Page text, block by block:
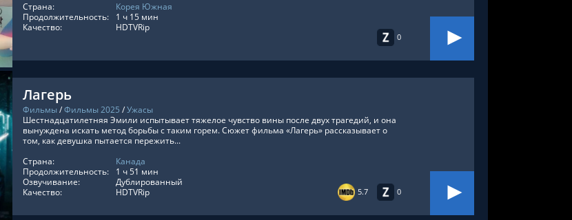
0
Страна:
Корея Южная
Продолжительность:
1 ч 15 мин
Качество:
HDTVRip
Лагерь
Фильмы/Фильмы 2025 /Ужасы
5.7 0
Шестнадцатилетняя Эмили испытывает тяжелое чувство вины после двух трагедий, и она
вынуждена искать метод борьбы с таким горем. Сюжет фильма «Лагерь» рассказывает о
том, как девушка пытается пережить...
Страна:
Канада
Продолжительность:
1 ч 51 мин
Озвучивание:
Дублированный
Качество:
HDTVRip